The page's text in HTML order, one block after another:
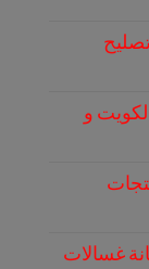
و
غسالات